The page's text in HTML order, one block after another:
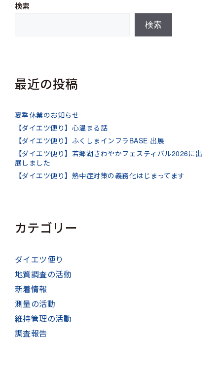
検索
検索
最近の投稿
夏季休業のお知らせ
【ダイエツ便り】心温まる話
【ダイエツ便り】ふくしまインフラBASE 出展
【ダイエツ便り】若郷湖さわやかフェスティバル2026に出
展しました
【ダイエツ便り】熱中症対策の義務化はじまってます
カテゴリー
ダイエツ便り
地質調査の活動
新着情報
測量の活動
維持管理の活動
調査報告